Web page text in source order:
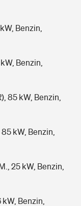
Benzin,
Benzin,
85 kW, Benzin,
kW, Benzin,
25 kW, Benzin,
Benzin,